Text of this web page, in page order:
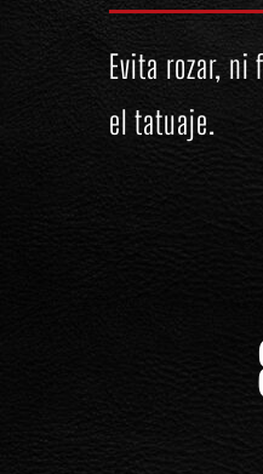
Evita rozar,
el tatuaje.